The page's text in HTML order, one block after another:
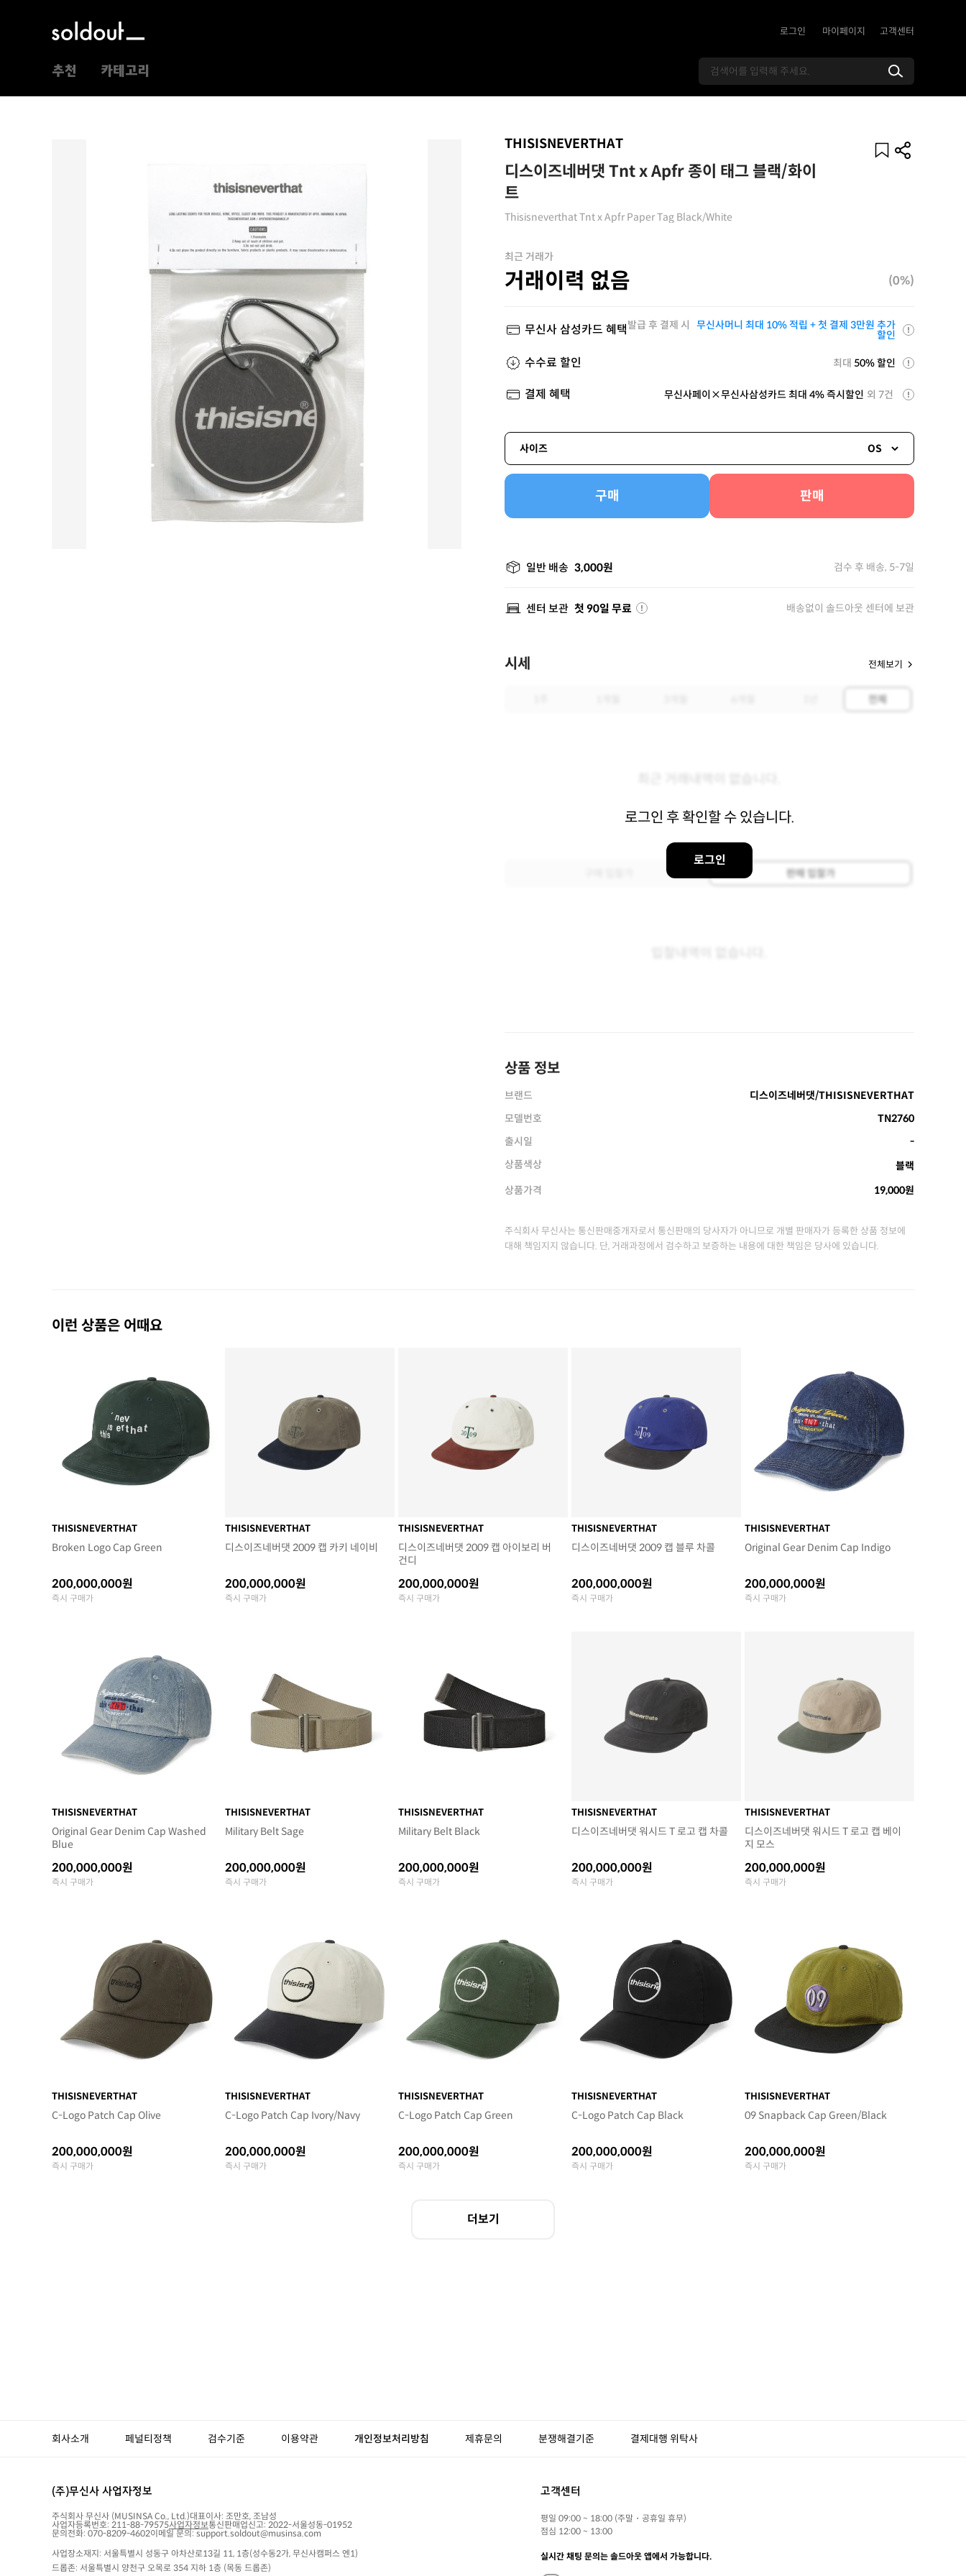
로그인 마이페이지 고객센터
추천 카테고리
THISISNEVERTHAT
디스이즈네버댓 Tnt x Apfr 종이 태그 블랙/화이
트
Thisisneverthat Tnt x Apfr Paper Tag Black/White
최근 거래가
거래이력 없음 (0%)
무신사 삼성카드 혜택발급 후 결제 시 무신사머니 최대 10% 적립 + 첫 결제 3만원 추가
할인
수수료 할인 최대 50% 할인
결제 혜택 무신사페이×무신사삼성카드 최대 4% 즉시할인 외 7건
사이즈 OS
구매 판매
일반 배송 3,000원 검수 후 배송, 5-7일
센터 보관 첫 90일 무료 배송없이 솔드아웃 센터에 보관
시세 전체보기
로그인 후 확인할 수 있습니다.
로그인
전체
판매 입찰가
상품 정보
브랜드
디스이즈네버댓/THISISNEVERTHAT
모델번호
TN2760
출시일
-
상품색상
블랙
상품가격
19,000원
주식회사 무신사는 통신판매중개자로서 통신판매의 당사자가 아니므로 개별 판매자가 등록한 상품 정보에
대해 책임지지 않습니다. 단, 거래과정에서 검수하고 보증하는 내용에 대한 책임은 당사에 있습니다.
이런 상품은 어때요
THISISNEVERTHAT
Broken Logo Cap Green
200,000,000원
즉시 구매가
THISISNEVERTHAT
디스이즈네버댓 2009 캡 카키 네이비
200,000,000원
즉시 구매가
THISISNEVERTHAT
디스이즈네버댓 2009 캡 아이보리 버
건디
200,000,000원
즉시 구매가
THISISNEVERTHAT
디스이즈네버댓 2009 캡 블루 차콜
200,000,000원
즉시 구매가
THISISNEVERTHAT
Original Gear Denim Cap Indigo
200,000,000원
즉시 구매가
THISISNEVERTHAT
Original Gear Denim Cap Washed
Blue
200,000,000원
즉시 구매가
THISISNEVERTHAT
Military Belt Sage
200,000,000원
즉시 구매가
THISISNEVERTHAT
Military Belt Black
200,000,000원
즉시 구매가
THISISNEVERTHAT
디스이즈네버댓 워시드 T 로고 캡 차콜
200,000,000원
즉시 구매가
THISISNEVERTHAT
디스이즈네버댓 워시드 T 로고 캡 베이
지 모스
200,000,000원
즉시 구매가
THISISNEVERTHAT
C-Logo Patch Cap Olive
200,000,000원
즉시 구매가
THISISNEVERTHAT
C-Logo Patch Cap Ivory/Navy
200,000,000원
즉시 구매가
THISISNEVERTHAT
C-Logo Patch Cap Green
200,000,000원
즉시 구매가
THISISNEVERTHAT
C-Logo Patch Cap Black
200,000,000원
즉시 구매가
THISISNEVERTHAT
09 Snapback Cap Green/Black
200,000,000원
즉시 구매가
더보기
회사소개 페널티정책 검수기준 이용약관 개인정보처리방침 제휴문의 분쟁해결기준 결제대행 위탁사
(주)무신사 사업자정보
주식회사 무신사 (MUSINSA Co., Ltd.)대표이사: 조만호, 조남성
사업자등록번호: 211-88-79575사업자정보통신판매업신고: 2022-서울성동-01952
문의전화: 070-8209-4602이메일 문의: support.soldout@musinsa.com
사업장소재지: 서울특별시 성동구 아차산로13길 11, 1층(성수동2가, 무신사캠퍼스 엔1)
드롭존: 서울특별시 양천구 오목로 354 지하 1층 (목동 드롭존)
고객센터
평일 09:00 ~ 18:00 (주말・공휴일 휴무)
점심 12:00 ~ 13:00
실시간 채팅 문의는 솔드아웃 앱에서 가능합니다.